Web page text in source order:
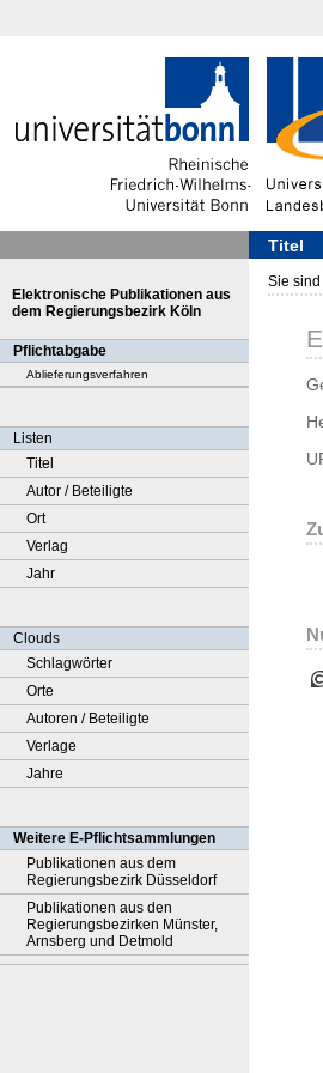
Titel
Elektronische Publikationen aus
dem Regierungsbezirk Köln
Pflichtabgabe
Ablieferungsverfahren
Listen
Titel
Autor / Beteiligte
Ort
Verlag
Jahr
Clouds
Schlagwörter
Orte
Autoren / Beteiligte
Verlage
Jahre
Weitere E-Pflichtsammlungen
Publikationen aus dem
Regierungsbezirk Düsseldorf
Publikationen aus den
Regierungsbezirken Münster,
Arnsberg und Detmold
Sie